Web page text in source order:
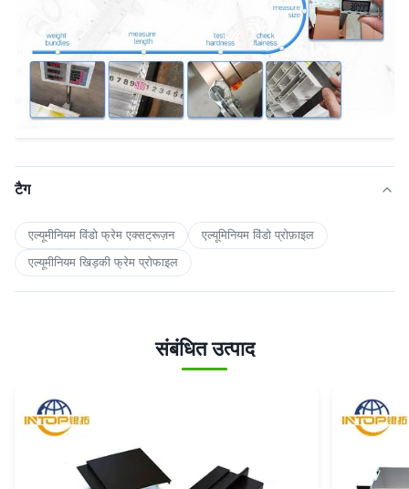
टैग
एल्यूमीनियम विंडो फ्रेम एक्सट्रूज़न
एल्यूमिनियम विंडो प्रोफ़ाइल
एल्यूमीनियम खिड़की फ्रेम प्रोफाइल
संबंधित उत्पाद